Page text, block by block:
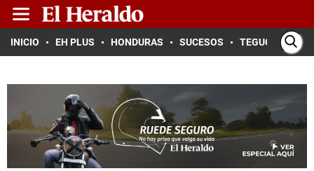
INICIO EH PLUS HONDURAS SUCESOS TEGUCIGALPA